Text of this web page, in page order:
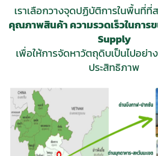
เราเลือกวางจุดปฏิบัติการในพื้นที่ที่
คุณภาพสินค้า ความรวดเร็วในการ
Supply
เพื่อให้การจัดหาวัตถุดิบเป็นไปอย่า
ประสิทธิภาพ